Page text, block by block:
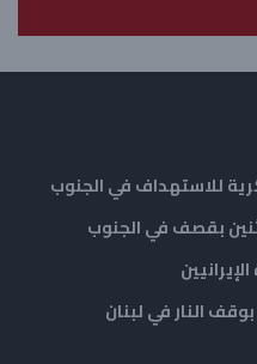
ق
ة
للاستهداف في الجنوب
بقصف في الجنوب
النار في لبنان